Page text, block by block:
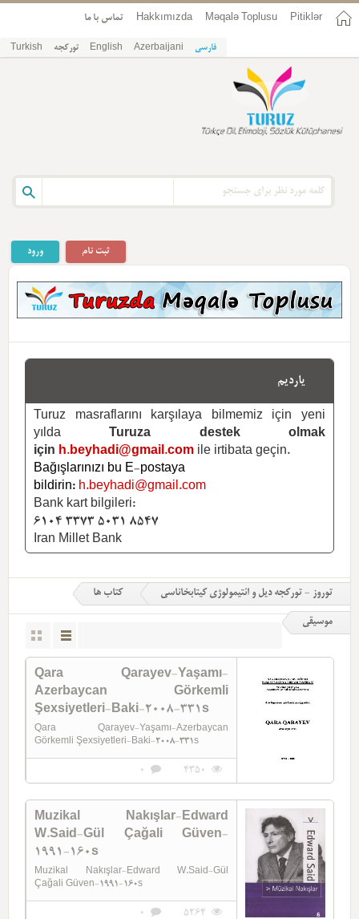
Pitiklər
Məqalə Toplusu
Hakkımızda تماس با ما
فارسی Azerbaijani
English تورکجه Turkish
ورود ثبت نام
یاردیم
Turuz masraflarını karşılaya bilmemiz için yeni
yılda
Turuza destek olmak
için h.beyhadi@gmail.com ile irtibata geçin.
Bağışlarınızı bu E-postaya
bildirin: h.beyhadi@gmail.com
Bank kart bilgileri:
6104 3373 5031 8547
Iran Millet Bank
توروز - تورکجه دیل و ائتیمولوژی کیتابخاناسی کتاب ها
موسیقی
Qara Qarayev-Yaşamı-
Azerbaycan Görkemli
Şexsiyetleri-Baki-2008-331s
Qara Qarayev-Yaşamı-Azerbaycan
Görkemli Şexsiyetleri-Baki-2008-331s
4350
0
Muzikal Nakışlar-Edward
W.Said-Gül Çağali Güven-
1991-160s
Muzikal Nakışlar-Edward W.Said-Gül
Çağali Güven-1991-160s
5264
0